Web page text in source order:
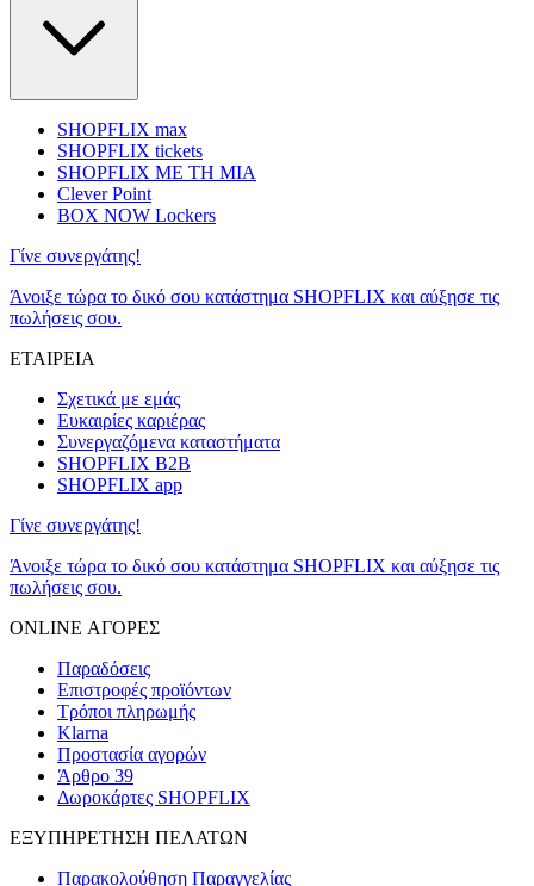
SHOPFLIX max
SHOPFLIX tickets
SHOPFLIX ΜΕ ΤΗ ΜΙΑ
Clever Point
BOX NOW Lockers
Γίνε συνεργάτης!
Άνοιξε τώρα το δικό σου κατάστημα SHOPFLIX και αύξησε τις
πωλήσεις σου.
ΕΤΑΙΡΕΙΑ
Σχετικά με εμάς
Ευκαιρίες καριέρας
Συνεργαζόμενα καταστήματα
SHOPFLIX B2B
SHOPFLIX app
Γίνε συνεργάτης!
Άνοιξε τώρα το δικό σου κατάστημα SHOPFLIX και αύξησε τις
πωλήσεις σου.
ONLINE ΑΓΟΡΕΣ
Παραδόσεις
Επιστροφές προϊόντων
Τρόποι πληρωμής
Klarna
Προστασία αγορών
Άρθρο 39
Δωροκάρτες SHOPFLIX
ΕΞΥΠΗΡΕΤΗΣΗ ΠΕΛΑΤΩΝ
Παρακολούθηση Παραγγελίας